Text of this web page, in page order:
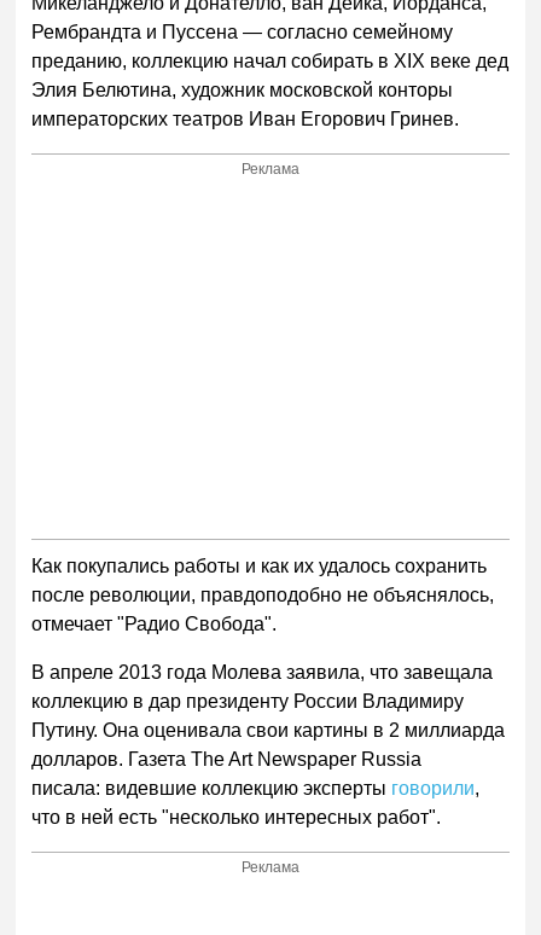
Рембрандта и Пуссена — согласно семейному
преданию, коллекцию начал собирать в XIX веке дед
Элия Белютина, художник московской конторы
императорских театров Иван Егорович Гринев.
Реклама
Как покупались работы и как их удалось сохранить
после революции, правдоподобно не объяснялось,
отмечает "Радио Свобода".
В апреле 2013 года Молева заявила, что завещала
коллекцию в дар президенту России Владимиру
Путину. Она оценивала свои картины в 2 миллиарда
долларов. Газета The Art Newspaper Russia
писала: видевшие коллекцию эксперты говорили,
что в ней есть "несколько интересных работ".
Реклама